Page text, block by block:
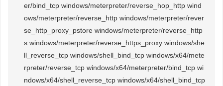
er/bind_tcp windows/meterpreter/reverse_hop_http wind
ows/meterpreter/reverse_http windows/meterpreter/rever
se_http_proxy_pstore windows/meterpreter/reverse_http
s windows/meterpreter/reverse_https_proxy windows/she
ll_reverse_tcp windows/shell_bind_tcp windows/x64/mete
rpreter/reverse_tcp windows/x64/meterpreter/bind_tcp wi
ndows/x64/shell_reverse_tcp windows/x64/shell_bind_tcp